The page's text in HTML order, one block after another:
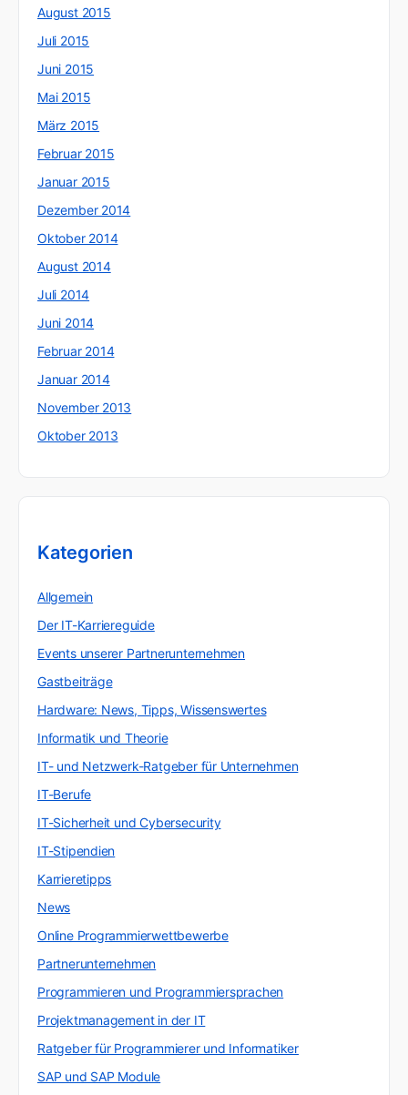
August 2015
Juli 2015
Juni 2015
Mai 2015
März 2015
Februar 2015
Januar 2015
Dezember 2014
Oktober 2014
August 2014
Juli 2014
Juni 2014
Februar 2014
Januar 2014
November 2013
Oktober 2013
Kategorien
Allgemein
Der IT-Karriereguide
Events unserer Partnerunternehmen
Gastbeiträge
Hardware: News, Tipps, Wissenswertes
Informatik und Theorie
IT- und Netzwerk-Ratgeber für Unternehmen
IT-Berufe
IT-Sicherheit und Cybersecurity
IT-Stipendien
Karrieretipps
News
Online Programmierwettbewerbe
Partnerunternehmen
Programmieren und Programmiersprachen
Projektmanagement in der IT
Ratgeber für Programmierer und Informatiker
SAP und SAP Module